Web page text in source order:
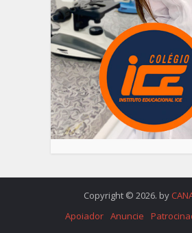
Copyright © 2026. by
Apoiador Anuncie